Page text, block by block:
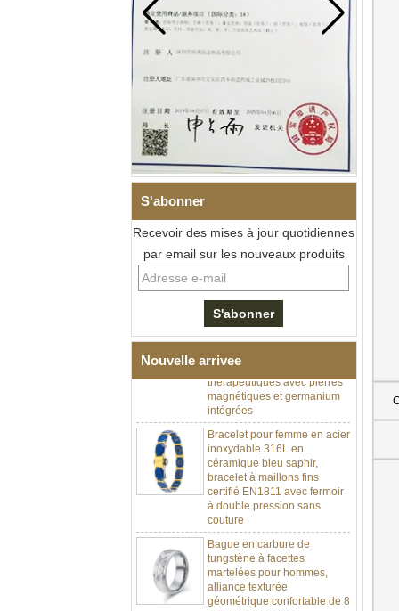
S'abonner
Recevoir des mises à jour quotidiennes
par email sur les nouveaux produits
Nouvelle arrivee
Bracelet à maillons I en acier
inoxydable 304 en
céramique de zircone noire
pour hommes, fermoir
déployant à double poussée
316L, bracelet à maillons
magnétiques et germanium
intégrées
Bracelet pour femme en acier
inoxydable 316L en
céramique bleu saphir,
bracelet à maillons fins
certifié EN1811 avec fermoir
à double pression sans
couture
Bague en carbure de
tungstène à facettes
martelées pour hommes,
alliance texturée
géométrique confortable de 8
mm pour hommes